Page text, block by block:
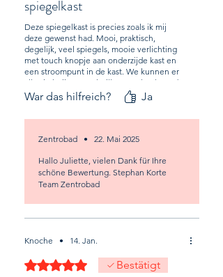
spiegelkast
Deze spiegelkast is precies zoals ik mij
deze gewenst had. Mooi, praktisch,
degelijk, veel spiegels, mooie verlichting
met touch knopje aan onderzijde kast en
een stroompunt in de kast. We kunnen er
alles in kwijt wat wel willen. Snel geleverd
in Nederland vanuit Duitsland. Blij mee!
War das hilfreich? Ja
Zentrobad • 22. Mai 2025
Hallo Juliette, vielen Dank für Ihre
schöne Bewertung. Stephan Korte
Team Zentrobad
Knoche • 14. Jan.
Mit 5 von 5 Sternen bewertet.
Bestätigt